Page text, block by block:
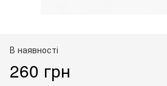
В наявності
260 грн